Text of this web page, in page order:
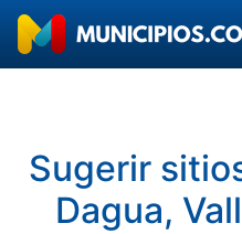
Sugerir
Dagua,